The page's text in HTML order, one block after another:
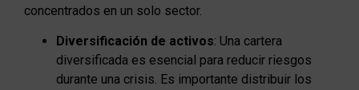
concentrados en un solo sector.
Diversificación de activos: Una cartera
diversificada es esencial para reducir riesgos
durante una crisis. Es importante distribuir los